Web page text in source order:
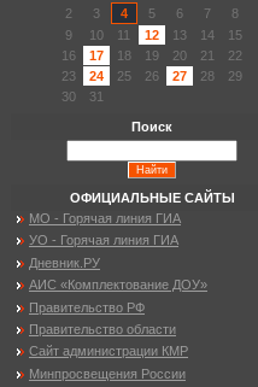
2
3 4 5 6 7
8
9
10 11 12 13 14
15
16
17 18 19 20 21
22
23
24 25 26 27 28
29
30
31
Поиск
ОФИЦИАЛЬНЫЕ САЙТЫ
МО - Горячая линия ГИА
УО - Горячая линия ГИА
Дневник.РУ
АИС «Комплектование ДОУ»
Правительство РФ
Правительство области
Сайт администрации КМР
Минпросвещения России